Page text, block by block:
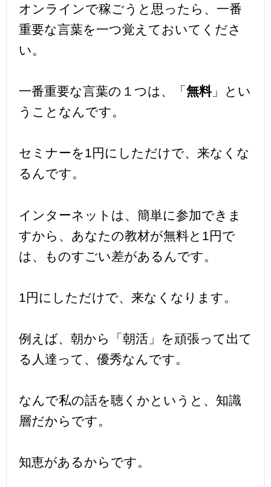
オンラインで稼ごうと思ったら、一番
重要な言葉を一つ覚えておいてくださ
い。
一番重要な言葉の１つは、「 無料」とい
うことなんです。
セミナーを1円にしただけで、来なくな
るんです。
インターネットは、簡単に参加できま
すから、あなたの教材が無料と1円で
は、ものすごい差があるんです。
1円にしただけで、来なくなります。
例えば、朝から「朝活」を頑張って出て
る人達って、優秀なんです。
なんで私の話を聴くかというと、知識
層だからです。
知恵があるからです。